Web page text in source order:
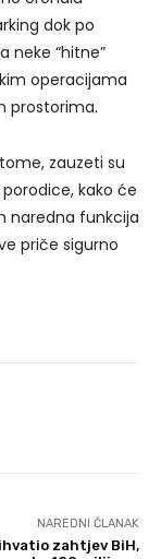
dok po
neke “hitne”
operacijama
prostorima.
zauzeti su
kako će
naredna funkcija
priče sigurno
NAREDNI ČLANAK
zahtjev BiH,